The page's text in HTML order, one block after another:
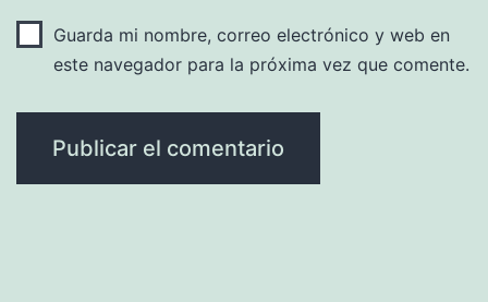
Guarda mi nombre, correo electrónico y web en
este navegador para la próxima vez que comente.